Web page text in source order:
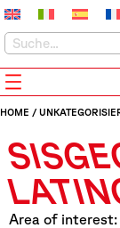
HOME /
Area of interest: